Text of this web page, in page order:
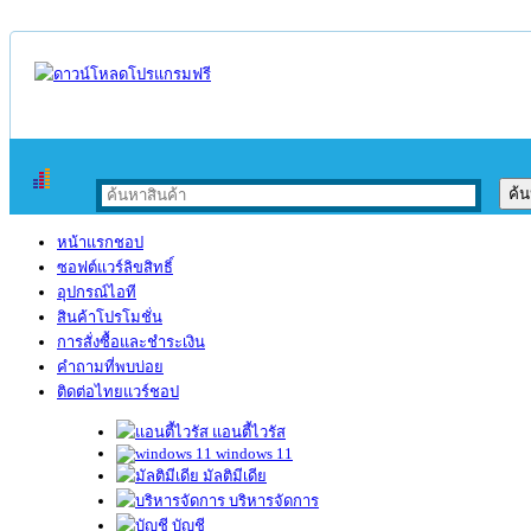
หน้าแรกชอป
ซอฟต์แวร์ลิขสิทธิ์
อุปกรณ์ไอที
สินค้าโปรโมชั่น
การสั่งซื้อและชำระเงิน
คำถามที่พบบ่อย
ติดต่อไทยแวร์ชอป
แอนตี้ไวรัส
windows 11
มัลติมีเดีย
บริหารจัดการ
บัญชี